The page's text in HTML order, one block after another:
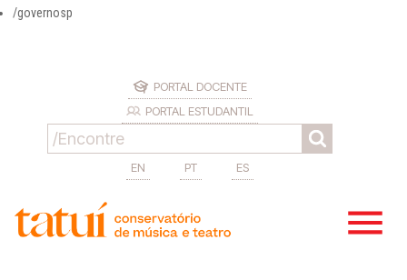
/governosp
PORTAL DOCENTE
PORTAL ESTUDANTIL
EN PT ES